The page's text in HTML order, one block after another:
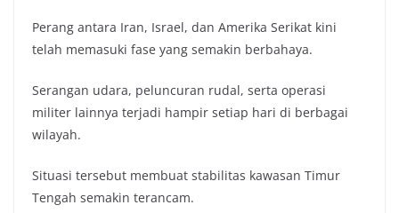
Perang antara Iran, Israel, dan Amerika Serikat kini
telah memasuki fase yang semakin berbahaya.
Serangan udara, peluncuran rudal, serta operasi
militer lainnya terjadi hampir setiap hari di berbagai
wilayah.
Situasi tersebut membuat stabilitas kawasan Timur
Tengah semakin terancam.